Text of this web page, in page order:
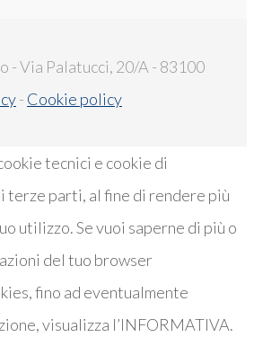
- Via Palatucci, 20/A - 83100
- Cookie policy
tecnici e cookie di
terze parti, al fine di rendere più
utilizzo. Se vuoi saperne di più o
del tuo browser
fino ad eventualmente
visualizza l’INFORMATIVA.